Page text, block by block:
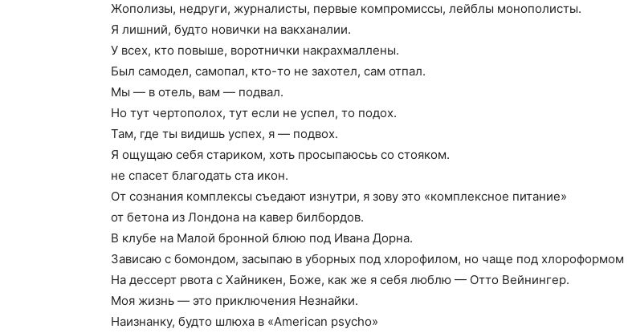
Жополизы, недруги, журналисты, первые компромиссы, лейблы монополисты.
Я лишний, будто новички на вакханалии.
У всех, кто повыше, воротнички накрахмаллены.
Был самодел, самопал, кто-то не захотел, сам отпал.
Мы — в отель, вам — подвал.
Но тут чертополох, тут если не успел, то подох.
Там, где ты видишь успех, я — подвох.
Я ощущаю себя стариком, хоть просыпаюсьь со стояком.
не спасет благодать ста икон.
От сознания комплексы съедают изнутри, я зову это «комплексное питание»
от бетона из Лондона на кавер билбордов.
В клубе на Малой бронной блюю под Ивана Дорна.
Зависаю с бомондом, засыпаю в уборных под хлорофилом, но чаще под хлороформом
На дессерт рвота с Хайникен, Боже, как же я себя люблю — Отто Вейнингер.
Моя жизнь — это приключения Незнайки.
Наизнанку, будто шлюха в «American psycho»